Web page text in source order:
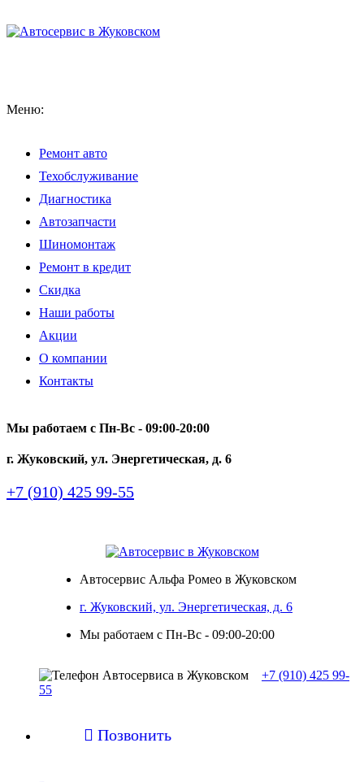
Меню:
Ремонт авто
Техобслуживание
Диагностика
Автозапчасти
Шиномонтаж
Ремонт в кредит
Скидка
Наши работы
Акции
О компании
Контакты
Мы работаем с Пн-Вc - 09:00-20:00
г. Жуковский, ул. Энергетическая, д. 6
+7 (910) 425 99-55
Автосервис Альфа Ромео в Жуковском
г. Жуковский, ул. Энергетическая, д. 6
Мы работаем с Пн-Вc - 09:00-20:00
+7 (910) 425 99-
55
 Позвонить